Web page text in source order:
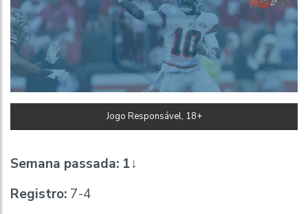
Jogo Responsável, 18+
Semana passada: 1↓
Registro: 7-4